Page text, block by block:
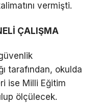
vermişti.
ÇALIŞMA
tarafından, okulda
ise Milli Eğitim
ölçülecek.